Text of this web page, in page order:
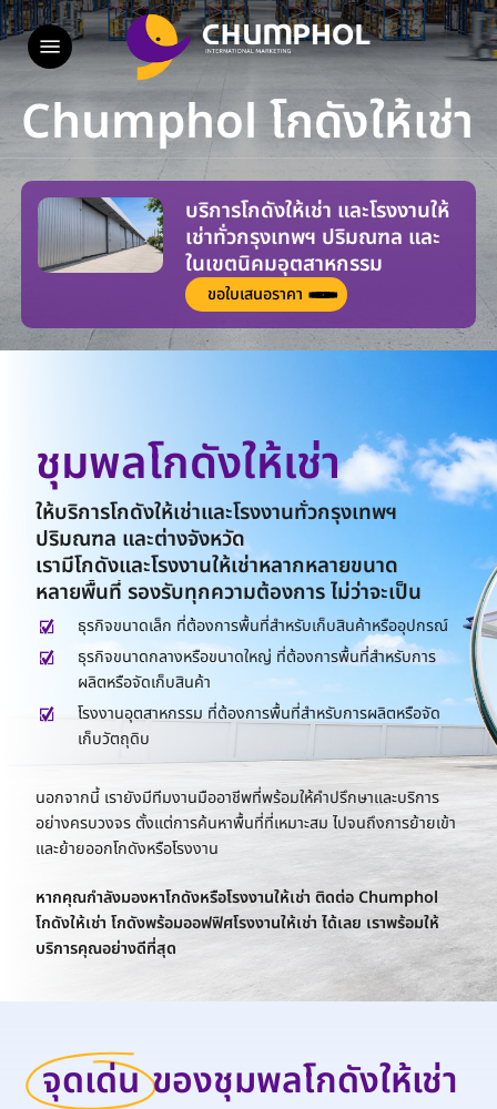
Skip
to
main
content
Menu
Chumphol โกดังให้เช่า
บริการโกดังให้เช่า และโรงงานให้
เช่าทั่วกรุงเทพฯ ปริมณฑล และ
ในเขตนิคมอุตสาหกรรม
ขอใบเสนอราคา
ชุมพลโกดังให้เช่า
ให้บริการโกดังให้เช่าและโรงงานทั่วกรุงเทพฯ
ปริมณฑล และต่างจังหวัด
เรามีโกดังและโรงงานให้เช่าหลากหลายขนาด
หลายพื้นที่ รองรับทุกความต้องการไม่ว่าจะเป็น
ธุรกิจขนาดเล็ก ที่ต้องการพื้นที่สำหรับเก็บสินค้าหรืออุปกรณ์
ธุรกิจขนาดกลางหรือขนาดใหญ่ ที่ต้องการพื้นที่สำหรับการ
ผลิตหรือจัดเก็บสินค้า
โรงงานอุตสาหกรรม ที่ต้องการพื้นที่สำหรับการผลิตหรือจัด
เก็บวัตถุดิบ
นอกจากนี้ เรายังมีทีมงานมืออาชีพที่พร้อมให้คำปรึกษาและบริการ
อย่างครบวงจร ตั้งแต่การค้นหาพื้นที่ที่เหมาะสม ไปจนถึงการย้ายเข้า
และย้ายออกโกดังหรือโรงงาน
หากคุณกำลังมองหาโกดังหรือโรงงานให้เช่า ติดต่อ Chumphol
โกดังให้เช่า โกดังพร้อมออฟฟิศโรงงานให้เช่า ได้เลย เราพร้อมให้
บริการคุณอย่างดีที่สุด
จุดเด่นของชุมพลโกดังให้เช่า